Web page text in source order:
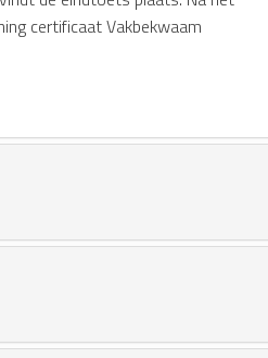
certificaat Vakbekwaam